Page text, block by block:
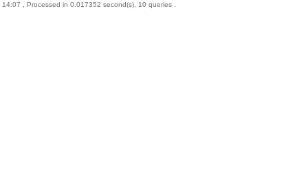
14:07 , Processed in 0.017352 second(s), 10 queries .